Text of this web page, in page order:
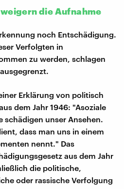
die Aufnahme
noch Entschädigung.
Verfolgten in
zu werden, schlagen
Erklärung von politisch
dem Jahr 1946: "Asoziale
schädigen unser Ansehen.
dass man uns in einem
nennt." Das
aus dem Jahr
die politische,
oder rassische Verfolgung